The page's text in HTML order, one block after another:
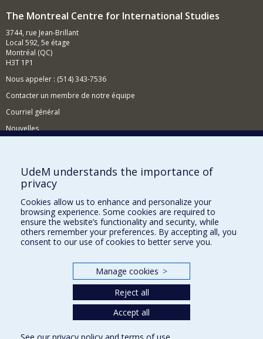
The Montreal Centre for International Studies
3744, rue Jean-Brillant
Local 592, 5e étage
Montréal (QC)
H3T 1P1
Nous appeler : (514) 343-7536
Contacter un membre de notre équipe
Courriel général
Nouvelles
Comment soutenir le CÉRIUM?
BESOIN D'AIDE?
Plan du site
Signaler une erreur
Accessibilité
Nos départements et écoles
UdeM understands the importance of
privacy
Cookies allow us to enhance and personalize your
browsing experience. Some cookies are required to
ensure the website’s functionality and security, while
others remember your preferences. By accepting all, you
consent to our use of cookies to better serve you.
Manage cookies >
Reject all
Accept all